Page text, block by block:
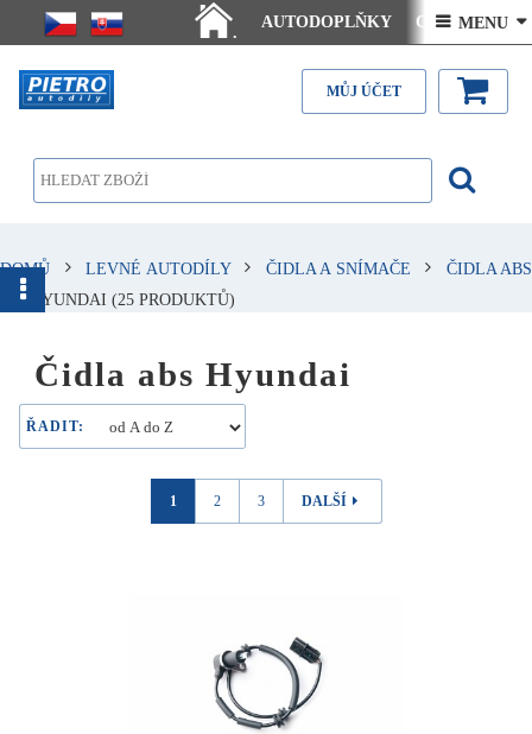
.
AUTODOPLŇKY Ceny doručení
Články - návody Kontakt
 MENU 
MŮJ ÚČET
DOMŮ LEVNÉ AUTODÍLY ČIDLA A SNÍMAČE
ČIDLA ABS
HYUNDAI (25 PRODUKTŮ)
Čidla abs Hyundai
ŘADIT:
1 2 3 DALŠÍ